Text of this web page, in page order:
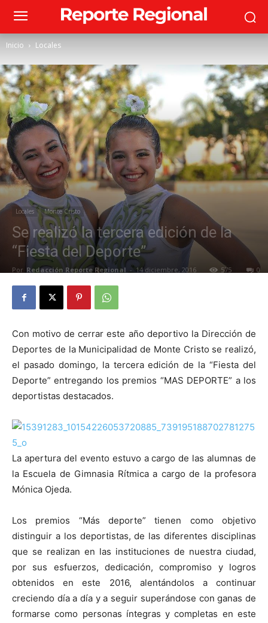
Inicio Locales
Locales Monte Cristo
Se realizó la tercera edición de la
“Fiesta del Deporte”
Por Redacción Reporte Regional - 14 diciembre, 2016 575 0
Con motivo de cerrar este año deportivo la Dirección de
Deportes de la Municipalidad de Monte Cristo se realizó,
el pasado domingo, la tercera edición de la “Fiesta del
Deporte” entregando los premios “MAS DEPORTE” a los
deportistas destacados.
La apertura del evento estuvo a cargo de las alumnas de
la Escuela de Gimnasia Rítmica a cargo de la profesora
Mónica Ojeda.
Los premios “Más deporte” tienen como objetivo
distinguir a los deportistas, de las diferentes disciplinas
que se realizan en las instituciones de nuestra ciudad,
por sus esfuerzos, dedicación, compromiso y logros
obtenidos en este 2016, alentándolos a continuar
creciendo día a día y a seguir superándose con ganas de
formarse como personas íntegras y completas en este